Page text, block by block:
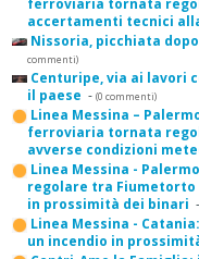
ferroviaria tornata
accertamenti tecnici
Nissoria, picchiata
commenti)
Centuripe, via ai lavori
il paese - (0 commenti)
Linea Messina –
ferroviaria tornata
avverse condizioni
Linea Messina -
regolare tra Fiumetorto
in prossimità dei binari -
Linea Messina -
un incendio in